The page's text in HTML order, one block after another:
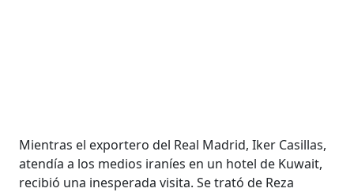
Mientras el exportero del Real Madrid, Iker Casillas,
atendía a los medios iraníes en un hotel de Kuwait,
recibió una inesperada visita. Se trató de Reza